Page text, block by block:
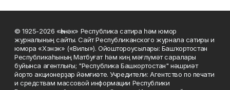
© 1925-2026 «Һәнәк» Республика сатира һәм юмор
журналының сайты. Сайт Республиканского журнала сатиры и
юмора «Хэнэк» («Вилы»). Ойоштороусылары: Башҡортостан
Республикаһының Матбуғат һәм киң мәғлүмәт саралары
буйынса агентлығы; "Республика Башкортостан" нәшриәт
йорто акционерҙар йәмғиәте. Учредители: Агентство по печати
и средствам массовой информации Республики